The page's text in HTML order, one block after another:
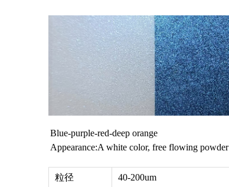
Blue-purple-red-deep orange
Appearance:A white color, free flowing powder
粒径 40-200um